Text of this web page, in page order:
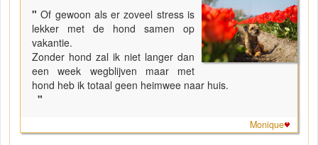
"Of gewoon als er zoveel stress is
lekker met de hond samen op
vakantie.
Zonder hond zal ik niet langer dan
een week wegblijven maar met
hond heb ik totaal geen heimwee naar huis.
"
Monique